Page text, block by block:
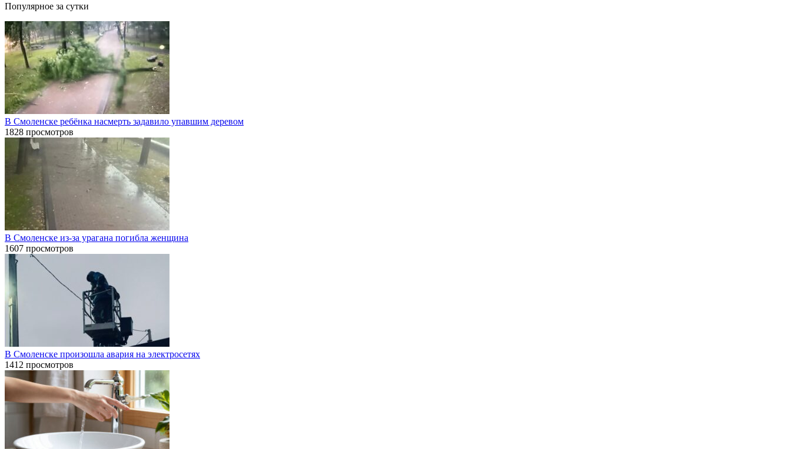
Популярное за сутки
В Смоленске ребёнка насмерть задавило упавшим деревом
1828 просмотров
В Смоленске из-за урагана погибла женщина
1607 просмотров
В Смоленске произошла авария на электросетях
1412 просмотров